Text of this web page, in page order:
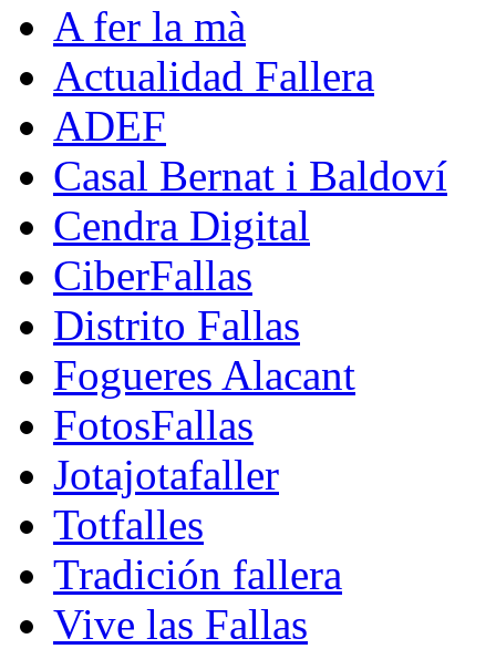
A fer la mà
Actualidad Fallera
ADEF
Casal Bernat i Baldoví
Cendra Digital
CiberFallas
Distrito Fallas
Fogueres Alacant
FotosFallas
Jotajotafaller
Totfalles
Tradición fallera
Vive las Fallas